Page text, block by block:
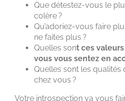
Que détestez-vous le
colère ?
Qu’adoriez-vous faire
ne faites plus ?
Quelles sont ces
vous vous sentez en
Quelles sont les qualités
chez vous ?
Votre introspection va vous